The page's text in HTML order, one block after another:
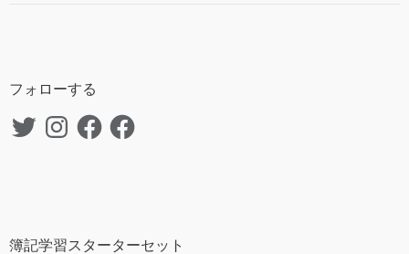
フォローする
TwitterInstagramFacebookFacebook
簿記学習スターターセット